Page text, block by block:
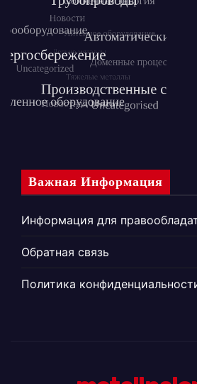
Важная Информация
Информация для
Обратная связь
Политика